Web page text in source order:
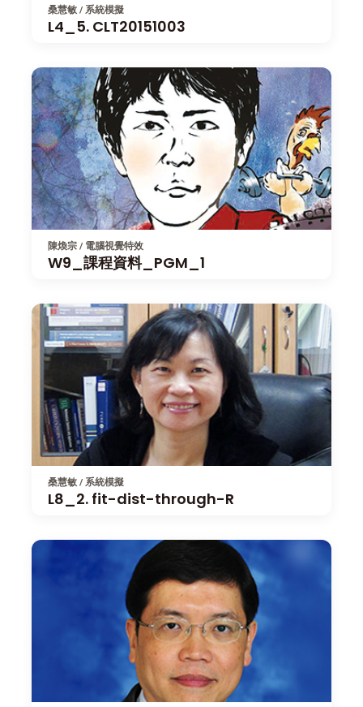
桑慧敏 / 系統模擬
L4_5. CLT20151003
陳煥宗 / 電腦視覺特效
W9_課程資料_PGM_1
桑慧敏 / 系統模擬
L8_2. fit-dist-through-R